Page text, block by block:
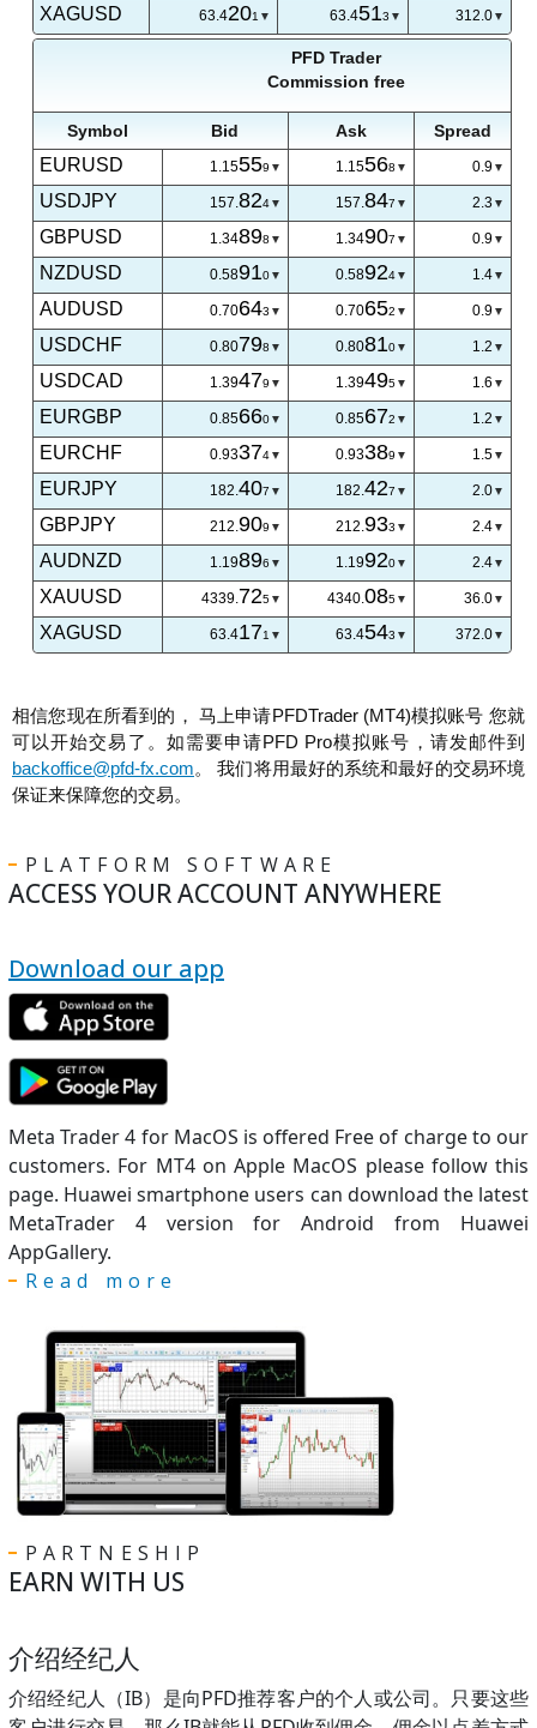
XAGUSD 63.4201 63.4513 312.0
PFD Trader
Commission free
Symbol Bid Ask Spread
EURUSD 1.15559 1.15568 0.9
USDJPY 157.824 157.847 2.3
GBPUSD 1.34898 1.34907 0.9
NZDUSD 0.58910 0.58924 1.4
AUDUSD 0.70643 0.70652 0.9
USDCHF 0.80798 0.80810 1.2
USDCAD 1.39479 1.39495 1.6
EURGBP 0.85660 0.85672 1.2
EURCHF 0.93374 0.93389 1.5
EURJPY 182.407 182.427 2.0
GBPJPY 212.909 212.933 2.4
AUDNZD 1.19896 1.19920 2.4
XAUUSD 4339.725 4340.085 36.0
XAGUSD 63.4171 63.4543 372.0
相信您现在所看到的， 马上申请PFDTrader (MT4)模拟账号 您就
可以开始交易了。如需要申请PFD Pro模拟账号，请发邮件到
backoffice@pfd-fx.com。 我们将用最好的系统和最好的交易环境
保证来保障您的交易。
PLATFORM SOFTWARE
ACCESS YOUR ACCOUNT ANYWHERE
Download our app
Meta Trader 4 for MacOS is offered Free of charge to our
customers. For MT4 on Apple MacOS please follow this
page. Huawei smartphone users can download the latest
MetaTrader 4 version for Android from Huawei
AppGallery.
Read more
PARTNESHIP
EARN WITH US
介绍经纪人
介绍经纪人（IB）是向PFD推荐客户的个人或公司。只要这些